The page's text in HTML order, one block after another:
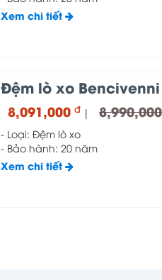
Xem chi tiết
Đệm lò xo Bencivenni
8,091,000 đ |
- Loại: Đệm lò xo
- Bảo hành: 20 năm
Xem chi tiết